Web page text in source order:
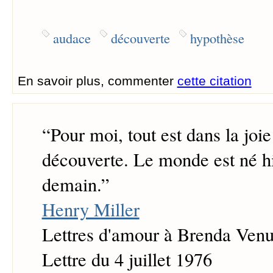
audace découverte hypothèse
En savoir plus, commenter cette citation
“Pour moi, tout est dans la
découverte. Le monde est né
demain.”
Henry Miller
Lettres d'amour à Brenda
Lettre du 4 juillet 1976